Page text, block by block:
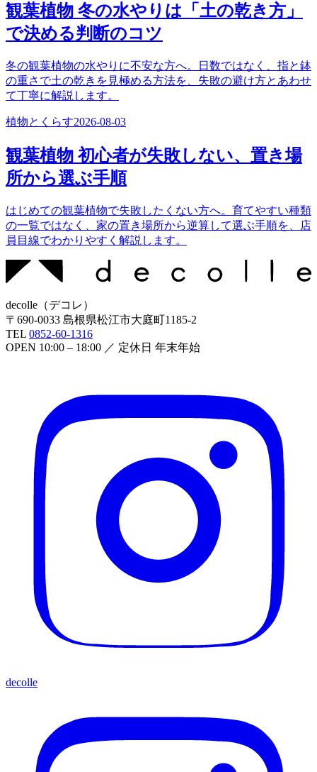
観葉植物 冬の水やりは「土の乾き方」
で決める判断のコツ
冬の観葉植物の水やりに不安な方へ。日数ではなく、指と鉢
の重さで土の乾きを見極める方法を、失敗の避け方とあわせ
て丁寧に解説します。
植物とくらす2026-08-03
観葉植物 初心者が失敗しない、置き場
所から選ぶ手順
はじめての観葉植物で失敗したくない方へ。育てやすい種類
の一覧ではなく、家の置き場所から逆算して選ぶ手順を、店
員目線でわかりやすく解説します。
decolle （デコレ ）
〒 690-0033 島根県松江市大庭町1185-2
TEL 0852-60-1316
OPEN 10:00 – 18:00 ／ 定休日 年末年始
decolle